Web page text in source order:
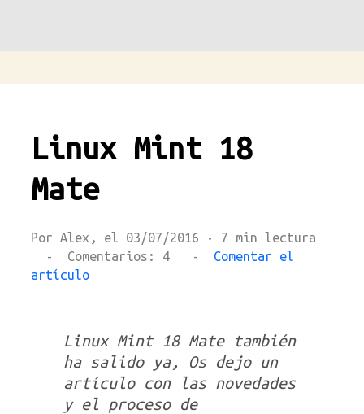
Linux Mint 18
Mate
Por Alex, el 03/07/2016 · 7 min lectura
- Comentarios: 4 - Comentar el
artículo
Linux Mint 18 Mate también
ha salido ya, Os dejo un
artículo con las novedades
y el proceso de